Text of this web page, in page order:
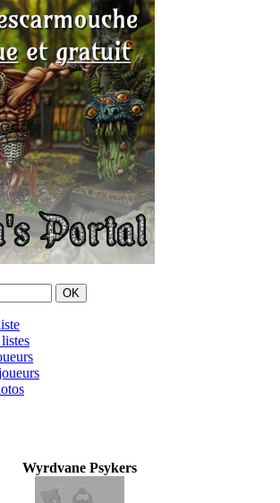
Wyrdvane Psykers